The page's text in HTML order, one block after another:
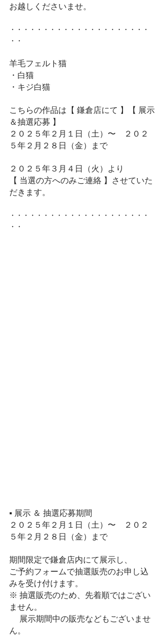
お越しくださいませ。
・・・・・・・・・・・・・・・・・・・・・
・・
羊毛フェルト猫
・白猫
・キジ白猫
こちらの作品は【 鎌倉店にて 】【 展示
＆抽選応募 】
２０２５年２月１日（土）〜　２０２
５年２月２８日（金）まで
２０２５年３月４日（火）より
【 当選の方へのみご連絡 】させていた
だきます。
・・・・・・・・・・・・・・・・・・・・・
・・
▪︎ 展示 ＆ 抽選応募期間
２０２５年２月１日（土）〜　２０２
５年２月２８日（金）まで
期間限定で鎌倉店内にて展示し、
ご予約フォームで抽選販売のお申し込
みを受け付けます。
※ 抽選販売のため、先着順ではござい
ません。
ん。